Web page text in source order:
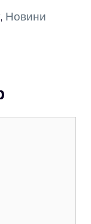
, Новини